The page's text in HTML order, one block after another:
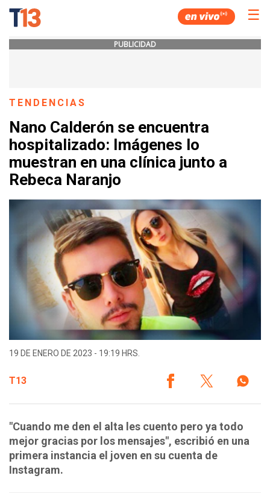
☰
PUBLICIDAD
TENDENCIAS
Nano Calderón se encuentra
hospitalizado: Imágenes lo
muestran en una clínica junto a
Rebeca Naranjo
19 DE ENERO DE 2023 - 19:19 HRS.
T13
"Cuando me den el alta les cuento pero ya todo
mejor gracias por los mensajes", escribió en una
primera instancia el joven en su cuenta de
Instagram.